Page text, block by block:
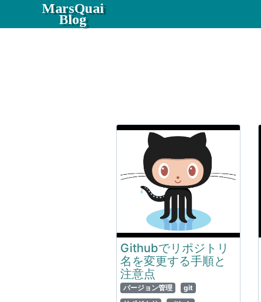
MarsQuai
Blog
Githubでリポジトリ
名を変更する手順と
注意点
バージョン管理
git